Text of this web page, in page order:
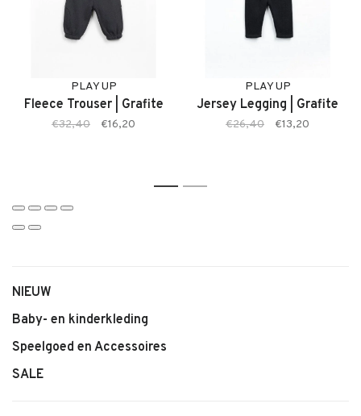
• Zachte ribstof met lichte stretch
• Comfortabele pasvorm
• Geschikt voor dagelijks gebruik
• Makkelijk te combineren
PLAY UP
Fleece Trouser | Grafite
€32,40 €16,20
PLAY UP
Jersey Legging | Grafite
€26,40 €13,20
1 2
NIEUW
Baby- en kinderkleding
Speelgoed en Accessoires
SALE